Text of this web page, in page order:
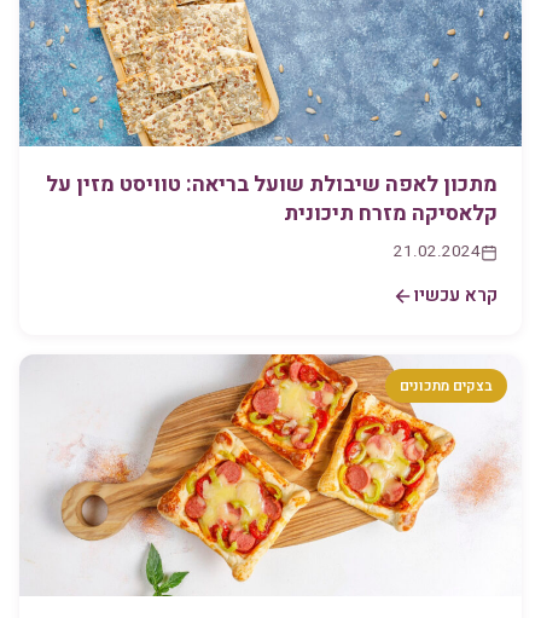
מתכון לאפה שיבולת שועל בריאה: טוויסט מזין על
קלאסיקה מזרח תיכונית
21.02.2024
קרא עכשיו
בצקים מתכונים